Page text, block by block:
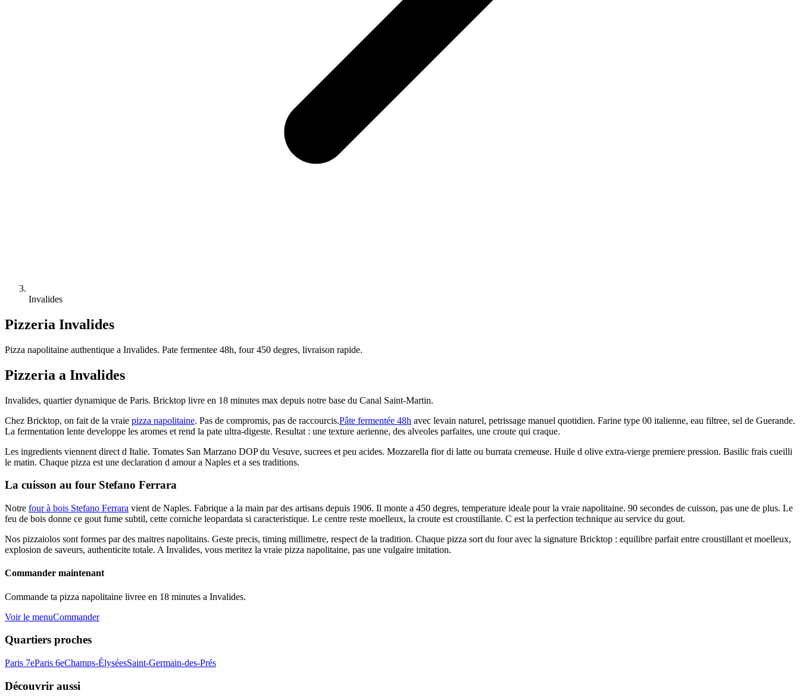
Invalides
Pizzeria Invalides
Pizza napolitaine authentique a Invalides. Pate fermentee 48h, four 450 degres, livraison rapide.
Pizzeria a Invalides
Invalides, quartier dynamique de Paris. Bricktop livre en 18 minutes max depuis notre base du Canal Saint-Martin.
Chez Bricktop, on fait de la vraie pizza napolitaine. Pas de compromis, pas de raccourcis.Pâte fermentée 48h avec levain naturel, petrissage manuel quotidien. Farine type 00 italienne, eau filtree, sel de Guerande.
La fermentation lente developpe les aromes et rend la pate ultra-digeste. Resultat : une texture aerienne, des alveoles parfaites, une croute qui craque.
Les ingredients viennent direct d Italie. Tomates San Marzano DOP du Vesuve, sucrees et peu acides. Mozzarella fior di latte ou burrata cremeuse. Huile d olive extra-vierge premiere pression. Basilic frais cueilli
le matin. Chaque pizza est une declaration d amour a Naples et a ses traditions.
La cuisson au four Stefano Ferrara
Notre four à bois Stefano Ferrara vient de Naples. Fabrique a la main par des artisans depuis 1906. Il monte a 450 degres, temperature ideale pour la vraie napolitaine. 90 secondes de cuisson, pas une de plus. Le
feu de bois donne ce gout fume subtil, cette corniche leopardata si caracteristique. Le centre reste moelleux, la croute est croustillante. C est la perfection technique au service du gout.
Nos pizzaiolos sont formes par des maitres napolitains. Geste precis, timing millimetre, respect de la tradition. Chaque pizza sort du four avec la signature Bricktop : equilibre parfait entre croustillant et moelleux,
explosion de saveurs, authenticite totale. A Invalides, vous meritez la vraie pizza napolitaine, pas une vulgaire imitation.
Commander maintenant
Commande ta pizza napolitaine livree en 18 minutes a Invalides.
Voir le menuCommander
Quartiers proches
Paris 7eParis 6eChamps-ÉlyséesSaint-Germain-des-Prés
Découvrir aussi